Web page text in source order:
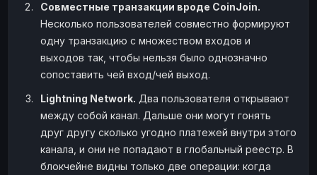
Совместные транзакции вроде CoinJoin.
Несколько пользователей совместно формируют
одну транзакцию с множеством входов и
выходов так, чтобы нельзя было однозначно
сопоставить чей вход/чей выход.
Lightning Network. Два пользователя открывают
между собой канал. Дальше они могут гонять
друг другу сколько угодно платежей внутри этого
канала, и они не попадают в глобальный реестр. В
блокчейне видны только две операции: когда